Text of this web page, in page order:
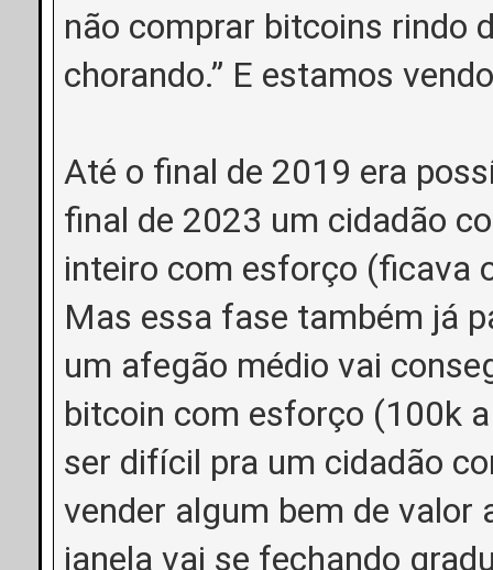
não comprar bitcoins rindo
chorando.” E estamos
Até o final de 2019 era
final de 2023 um cidadão
inteiro com esforço (ficava
Mas essa fase também já
um afegão médio vai
bitcoin com esforço (100k
ser difícil pra um cidadão
vender algum bem de
janela vai se fechando